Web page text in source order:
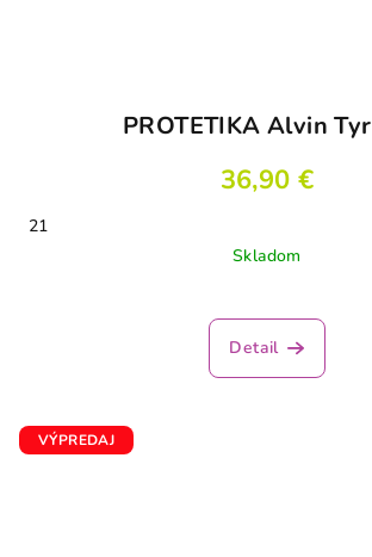
PROTETIKA Alvin
36,90 €
21
Skladom
Detail
VÝPREDAJ